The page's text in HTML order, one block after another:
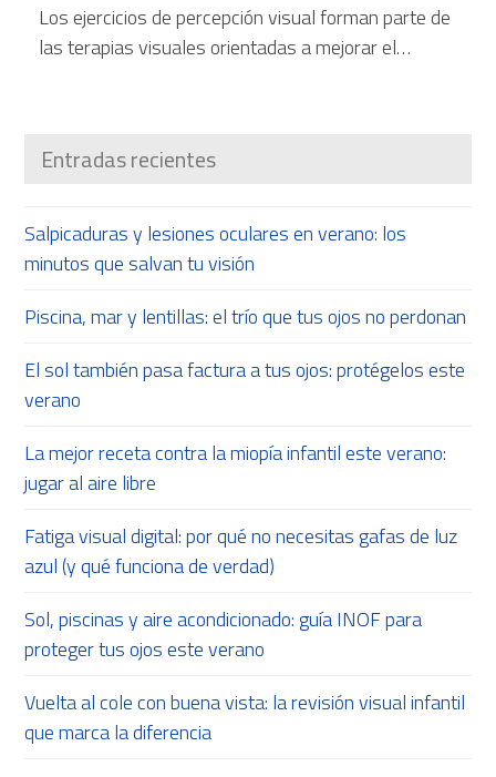
Los ejercicios de percepción visual forman parte de
las terapias visuales orientadas a mejorar el…
Entradas recientes
Salpicaduras y lesiones oculares en verano: los
minutos que salvan tu visión
Piscina, mar y lentillas: el trío que tus ojos no perdonan
El sol también pasa factura a tus ojos: protégelos este
verano
La mejor receta contra la miopía infantil este verano:
jugar al aire libre
Fatiga visual digital: por qué no necesitas gafas de luz
azul (y qué funciona de verdad)
Sol, piscinas y aire acondicionado: guía INOF para
proteger tus ojos este verano
Vuelta al cole con buena vista: la revisión visual infantil
que marca la diferencia